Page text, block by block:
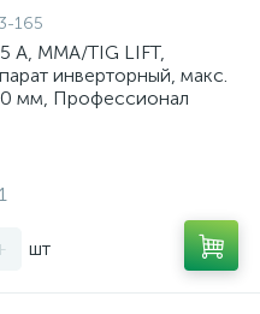
165
А, MMA/TIG LIFT,
инверторный, макс.
мм, Профессионал
шт